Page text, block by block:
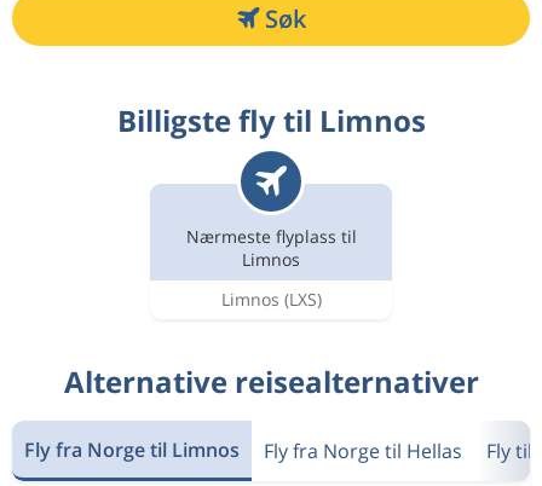
Søk
Billigste fly til Limnos
Nærmeste flyplass til
Limnos
Limnos (LXS)
Alternative reisealternativer
Fly fra Norge til Limnos Fly fra Norge til Hellas Fly til